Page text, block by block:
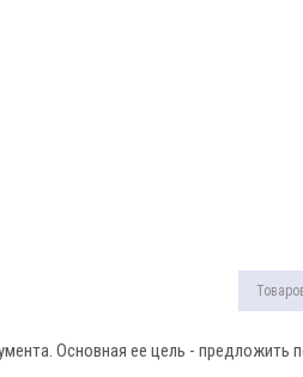
Основная ее цель - предложить